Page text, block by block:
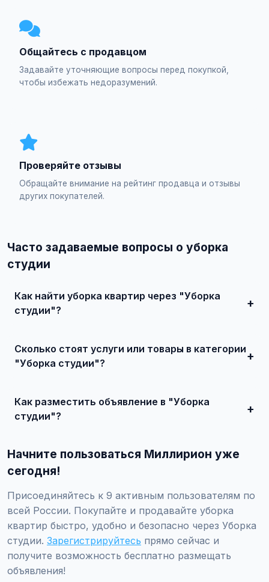
Общайтесь с продавцом
Задавайте уточняющие вопросы перед покупкой,
чтобы избежать недоразумений.
Проверяйте отзывы
Обращайте внимание на рейтинг продавца и отзывы
других покупателей.
Часто задаваемые вопросы о уборка
студии
Как найти уборка квартир через "Уборка
студии"?
и договоритесь о сделке.
Сколько стоят услуги или товары в категории
"Уборка студии"?
Как разместить объявление в "Уборка
студии"?
Уборка квартир / Уборка студии", заполните форму и
опубликуйте. Первые объявления — бесплатно!
Начните пользоваться Миллирион уже
сегодня!
Присоединяйтесь к 9 активным пользователям по
всей России. Покупайте и продавайте уборка
квартир быстро, удобно и безопасно через Уборка
студии. Зарегистрируйтесь прямо сейчас и
получите возможность бесплатно размещать
объявления!